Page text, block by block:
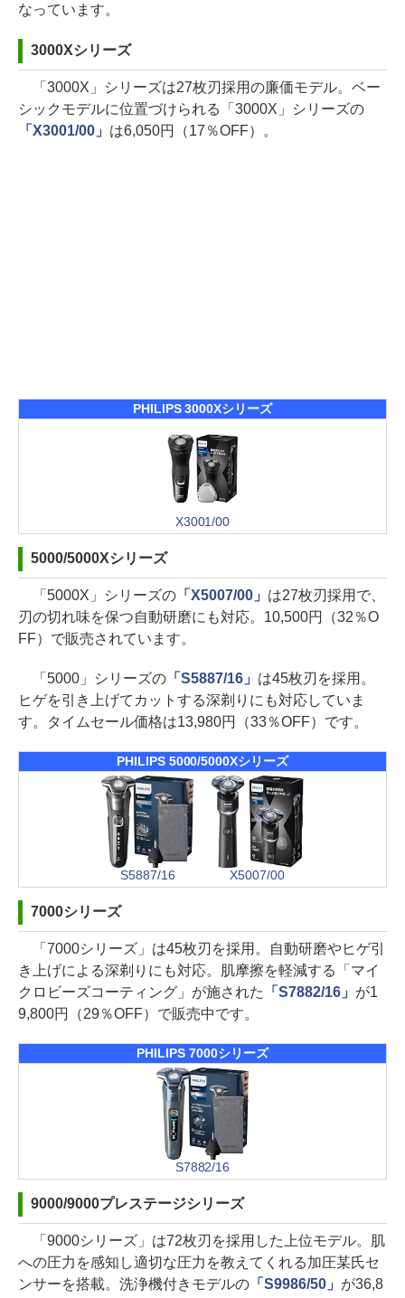
なっています。
3000Xシリーズ
「3000X」シリーズは27枚刃採用の廉価モデル。ベー
シックモデルに位置づけられる「3000X」シリーズの
「X3001/00」 は6,050円（17％OFF）。
PHILIPS 3000Xシリーズ
X3001/00
5000/5000Xシリーズ
「5000X」シリーズの「X5007/00」 は27枚刃採用で、
刃の切れ味を保つ自動研磨にも対応。10,500円（32％O
FF）で販売されています。
「5000」シリーズの「S5887/16」 は45枚刃を採用。
ヒゲを引き上げてカットする深剃りにも対応していま
す。タイムセール価格は13,980円（33％OFF）です。
PHILIPS 5000/5000Xシリーズ
S5887/16 X5007/00
7000シリーズ
「7000シリーズ」は45枚刃を採用。自動研磨やヒゲ引
き上げによる深剃りにも対応。肌摩擦を軽減する「マイ
クロビーズコーティング」が施された
「S7882/16」 が1
9,800円（29％OFF）で販売中です。
PHILIPS 7000シリーズ
S7882/16
9000/9000プレステージシリーズ
「9000シリーズ」は72枚刃を採用した上位モデル。肌
への圧力を感知し適切な圧力を教えてくれる加圧某氏セ
ンサーを搭載。洗浄機付きモデルの「S9986/50」 が36,8